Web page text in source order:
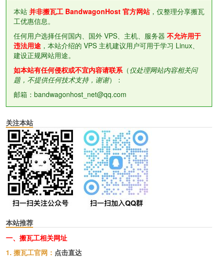
本站 并非搬瓦工 BandwagonHost 官方网站，仅整理分享搬瓦
工优惠信息。
任何用户选择任何国内、国外 VPS、主机、服务器 不允许用于
违法用途 ，本站介绍的 VPS 主机建议用户可用于学习 Linux、
建设正规网站用途。
如本站有任何侵权或不宜内容请联系（仅处理网站内容相关问
题，不提供任何技术支持，谢谢）：
邮箱：bandwagonhost_net@qq.com
关注本站
本站推荐
一、搬瓦工相关网址
1. 搬瓦工官网： 点击直达